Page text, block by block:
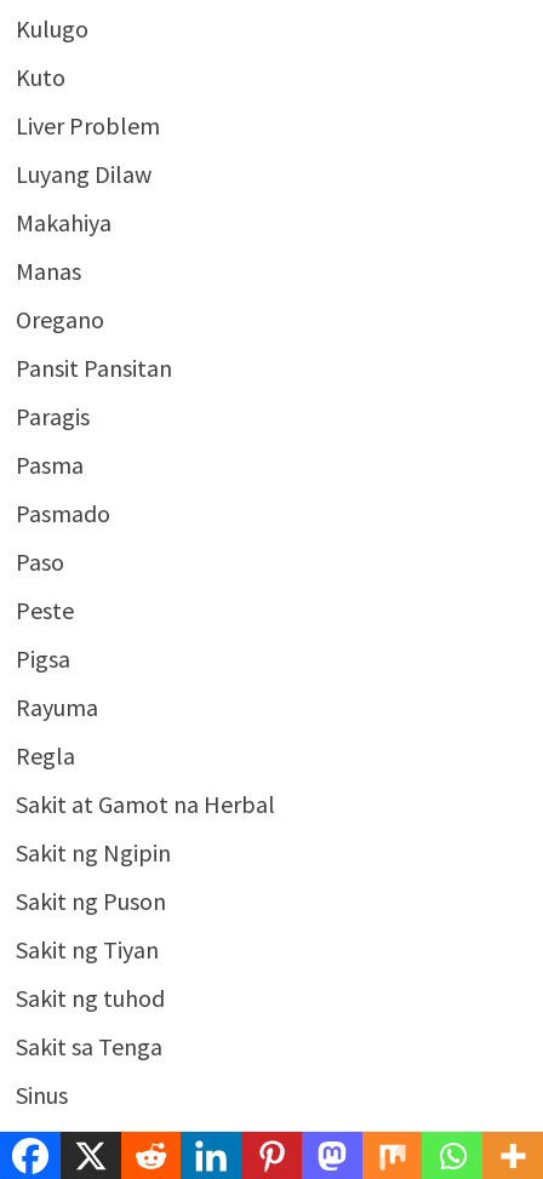
Kulugo
Kuto
Liver Problem
Luyang Dilaw
Makahiya
Manas
Oregano
Pansit Pansitan
Paragis
Pasma
Pasmado
Paso
Peste
Pigsa
Rayuma
Regla
Sakit at Gamot na Herbal
Sakit ng Ngipin
Sakit ng Puson
Sakit ng Tiyan
Sakit ng tuhod
Sakit sa Tenga
Sinus
Sipon